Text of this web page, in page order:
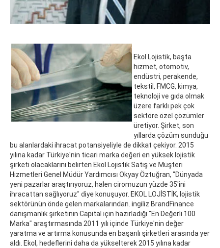
Ekol Lojistik, başta
hizmet, otomotiv,
endüstri, perakende,
tekstil, FMCG, kimya,
teknoloji ve gıda olmak
üzere farklı pek çok
sektöre özel çözümler
üretiyor. Şirket, son
yıllarda çözüm sunduğu
bu alanlardaki ihracat potansiyeliyle de dikkat çekiyor. 2015
yılına kadar Türkiye'nin ticari marka değeri en yüksek lojistik
şirketi olacaklarını belirten Ekol Lojistik Satış ve Müşteri
Hizmetleri Genel Müdür Yardımcısı Okyay Öztuğran, "Dünyada
yeni pazarlar araştırıyoruz, halen ciromuzun yüzde 35'ini
ihracattan sağlıyoruz" diye konuşuyor. EKOL LOJİSTİK, lojistik
sektörünün önde gelen markalarından. ingiliz BrandFinance
danışmanlık şirketinin Capital için hazırladığı "En Değerli 100
Marka" araştırmasında 2011 yılı içinde Türkiye'nin değer
yaratma ve artırma konusunda en başarılı şirketleri arasında yer
aldı. Ekol, hedeflerini daha da yükselterek 2015 yılına kadar